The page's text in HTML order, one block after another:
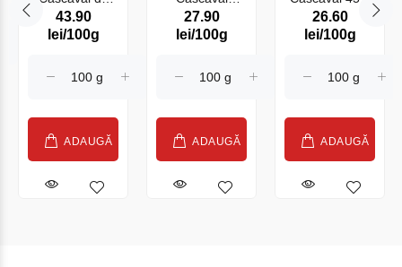
capra 50%
Friendly Goat
43.90
lei/100g
ADAUGĂ
GOUDA 48%
Friendly Cow
27.90
lei/100g
ADAUGĂ
Maasdam
Sublime Cow
26.60
lei/100g
ADAUGĂ